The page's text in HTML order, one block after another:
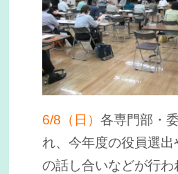
6/8（日）各専門部・
れ、今年度の役員選出
の話し合いなどが行わ